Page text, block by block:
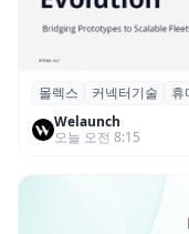
몰렉스, 휴머노
브리드 전원·신
몰렉스 커넥터기술 휴
Welaunch
오늘 오전 8:15